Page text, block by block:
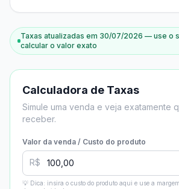
Taxas atualizadas em 30/07/2026 — use o
calcular o valor exato
Calculadora de Taxas
Simule uma venda e veja exatamente
receber.
Valor da venda / Custo do produto
R$
💡 Dica: insira o custo do produto aqui e use a